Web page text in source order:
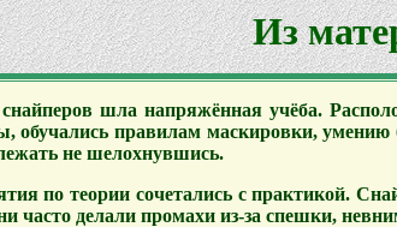
Из
шла напряжённая учёба.
обучались правилам маскировки,
не шелохнувшись.
по теории сочетались с практикой.
часто делали промахи из-за спешки,